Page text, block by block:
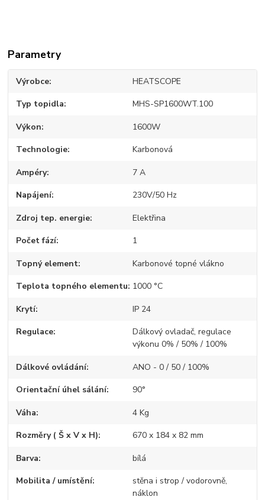
Parametry
Výrobce HEATSCOPE
Typ topidla MHS-SP1600WT.100
Výkon 1600W
Technologie Karbonová
Ampéry 7 A
Napájení 230V/50 Hz
Zdroj tep. energie Elektřina
Počet fází 1
Topný element Karbonové topné vlákno
Teplota topného elementu 1000 °C
Krytí IP 24
Regulace
Dálkový ovladač, regulace
výkonu 0% / 50% / 100%
Dálkové ovládání ANO - 0 / 50 / 100%
Orientační úhel sálání 90°
Váha 4 Kg
Rozměry ( Š x V x H) 670 x 184 x 82 mm
Barva bílá
Mobilita / umístění
stěna i strop / vodorovně,
náklon